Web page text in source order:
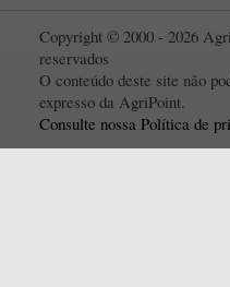
Copyright © 2000 - 2026
reservados
O conteúdo deste site não
expresso da AgriPoint.
Consulte nossa Política de